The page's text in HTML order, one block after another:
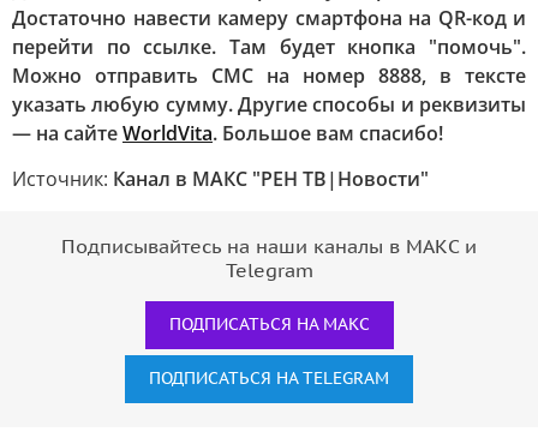
Достаточно навести камеру смартфона на QR-код и
перейти по ссылке. Там будет кнопка "помочь".
Можно отправить СМС на номер 8888, в тексте
указать любую сумму. Другие способы и реквизиты
— на сайтеWorldVita. Большое вам спасибо!
Источник: Канал в МАКС "РЕН ТВ|Новости"
Подписывайтесь на наши каналы в МАКС и
Telegram
ПОДПИСАТЬСЯ НА МАКС
ПОДПИСАТЬСЯ НА TELEGRAM